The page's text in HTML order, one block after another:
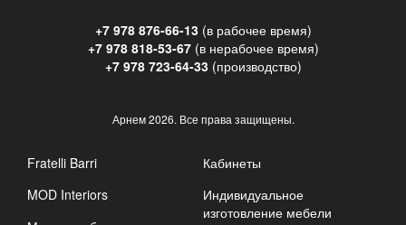
+7 978 876-66-13(в рабочее время)
+7 978 818-53-67(в нерабочее время)
+7 978 723-64-33(производство)
Арнем2026. Все права защищены.
Fratelli Barri
MOD Interiors
Кабинеты
Индивидуальное
изготовление мебели